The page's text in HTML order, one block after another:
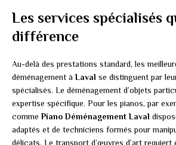
Les services spécialisés
différence
Au-delà des prestations standard, les
déménagement àLaval se distinguent par
spécialisés. Le déménagement d’objets
expertise spécifique. Pour les pianos, par
commePiano Déménagement Laval
adaptés et de techniciens formés pour
délicats. Le transport d’œuvres d’art requiert